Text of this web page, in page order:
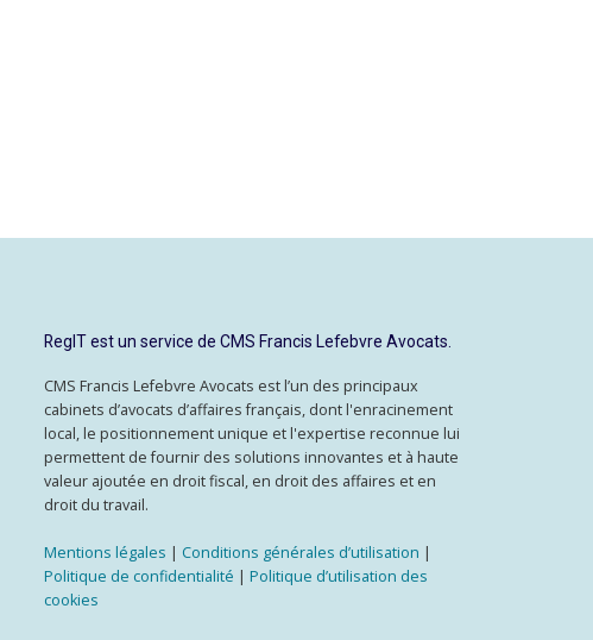
RegIT est un service de CMS Francis Lefebvre Avocats.
CMS Francis Lefebvre Avocats est l’un des principaux
cabinets d’avocats d’affaires français, dont l'enracinement
local, le positionnement unique et l'expertise reconnue lui
permettent de fournir des solutions innovantes et à haute
valeur ajoutée en droit fiscal, en droit des affaires et en
droit du travail.
Mentions légales | Conditions générales d’utilisation |
Politique de confidentialité | Politique d’utilisation des
cookies